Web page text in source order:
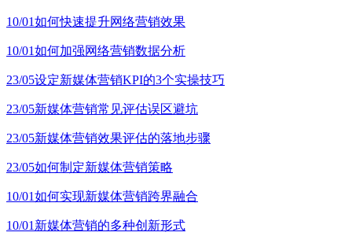
10/01如何快速提升网络营销效果
10/01如何加强网络营销数据分析
23/05设定新媒体营销KPI的3个实操技巧
23/05新媒体营销常见评估误区避坑
23/05新媒体营销效果评估的落地步骤
23/05如何制定新媒体营销策略
10/01如何实现新媒体营销跨界融合
10/01 新媒体营销的多种创新形式